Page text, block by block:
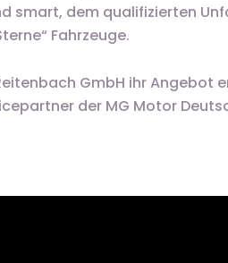
smart, dem qualifizierten
Fahrzeuge.
GmbH ihr
der MG Motor